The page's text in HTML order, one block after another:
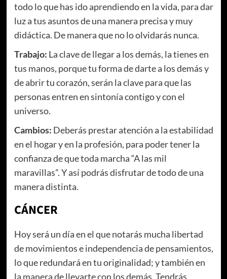
todo lo que has ido aprendiendo en la vida, para dar
luz a tus asuntos de una manera precisa y muy
didáctica. De manera que no lo olvidarás nunca.
Trabajo: La clave de llegar a los demás, la tienes en
tus manos, porque tu forma de darte a los demás y
de abrir tu corazón, serán la clave para que las
personas entren en sintonía contigo y con el
universo.
Cambios: Deberás prestar atención a la estabilidad
en el hogar y en la profesión, para poder tener la
confianza de que toda marcha “A las mil
maravillas”. Y así podrás disfrutar de todo de una
manera distinta.
CÁNCER
Hoy será un día en el que notarás mucha libertad
de movimientos e independencia de pensamientos,
lo que redundará en tu originalidad; y también en
la manera de llevarte con los demás. Tendrás